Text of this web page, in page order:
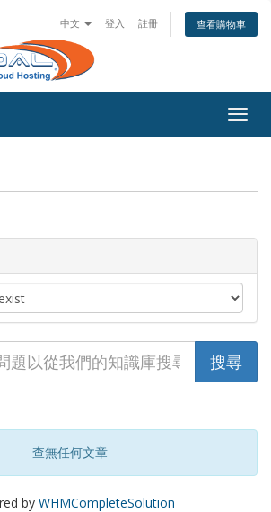
中文 登入 註冊 查看購物車
查無任何文章
by WHMCompleteSolution